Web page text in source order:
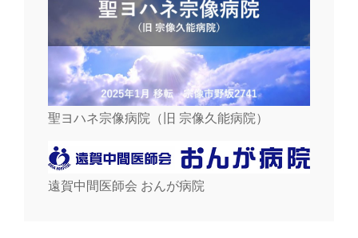
聖ヨハネ宗像病院（旧 宗像久能病院）
遠賀中間医師会 おんが病院